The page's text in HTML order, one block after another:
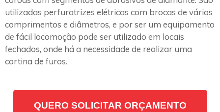
utilizadas perfuratrizes elétricas com brocas de vários
comprimentos e diâmetros, e por ser um equipamento
de fácil locomoção pode ser utilizado em locais
fechados, onde há a necessidade de realizar uma
cortina de furos.
QUERO SOLICITAR ORÇAMENTO